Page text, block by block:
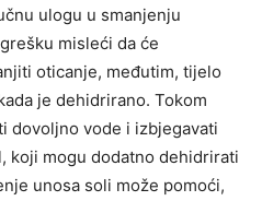
ulogu u smanjenju
misleći da će
oticanje, međutim, tijelo
je dehidrirano. Tokom
dovoljno vode i izbjegavati
koji mogu dodatno dehidrirati
unosa soli može pomoći,